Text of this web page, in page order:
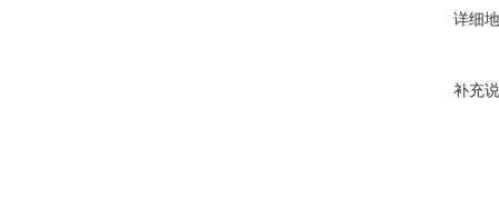
详细
补充